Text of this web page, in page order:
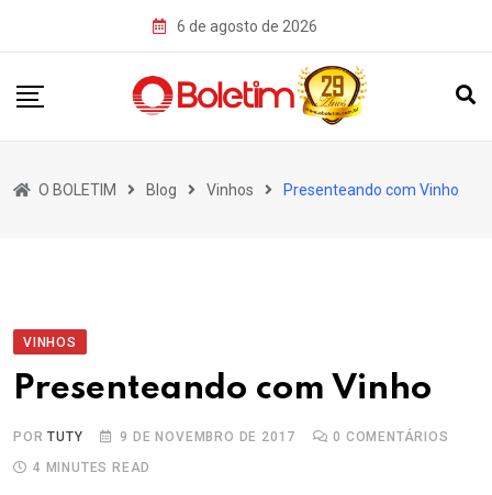
6 de agosto de 2026
O BOLETIM Blog Vinhos Presenteando com Vinho
VINHOS
Presenteando com Vinho
PORTUTY 9 DE NOVEMBRO DE 2017 0 COMENTÁRIOS
4 MINUTES READ